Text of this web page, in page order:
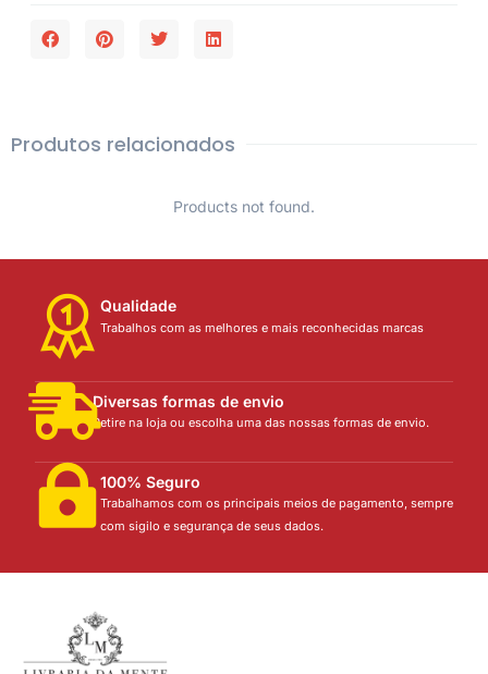
Produtos relacionados
Products not found.
Qualidade
Trabalhos com as melhores e mais reconhecidas marcas
Diversas formas de envio
Retire na loja ou escolha uma das nossas formas de envio.
100% Seguro
Trabalhamos com os principais meios de pagamento, sempre
com sigilo e segurança de seus dados.